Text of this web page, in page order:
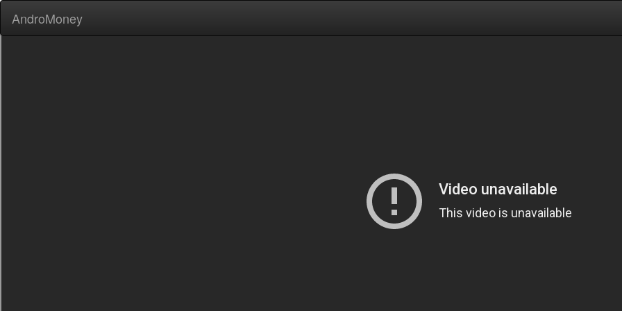
AndroMoney